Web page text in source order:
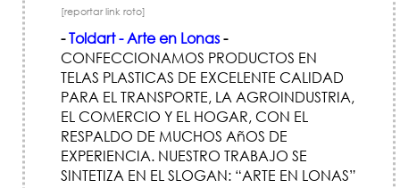
[reportar link roto]
-Toldart - Arte en Lonas-
CONFECCIONAMOS PRODUCTOS EN
TELAS PLASTICAS DE EXCELENTE CALIDAD
PARA EL TRANSPORTE, LA AGROINDUSTRIA,
EL COMERCIO Y EL HOGAR, CON EL
RESPALDO DE MUCHOS AñOS DE
EXPERIENCIA. NUESTRO TRABAJO SE
SINTETIZA EN EL SLOGAN: “ARTE EN LONAS”